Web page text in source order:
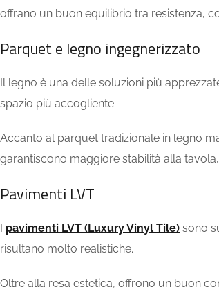
offrano un buon equilibrio tra resistenza,
Parquet e legno ingegnerizzato
Il legno è una delle soluzioni più
spazio più accogliente.
Accanto al parquet tradizionale in legno
garantiscono maggiore stabilità alla
Pavimenti LVT
I pavimenti LVT (Luxury Vinyl Tile) sono
risultano molto realistiche.
Oltre alla resa estetica, offrono un buon